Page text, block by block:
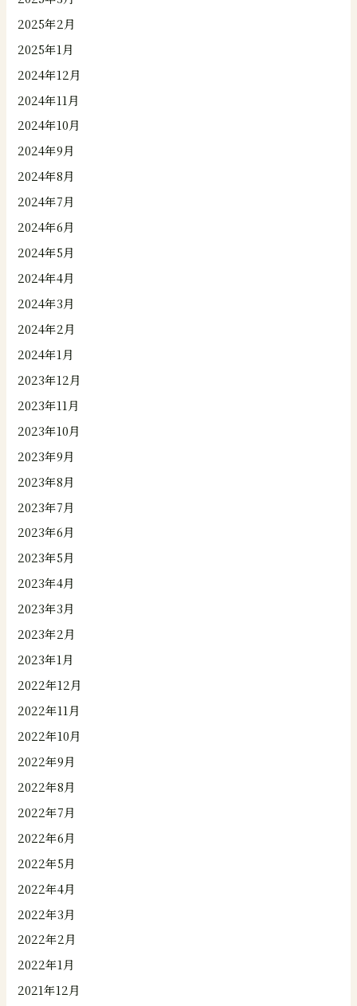
2025年2月
2025年1月
2024年12月
2024年11月
2024年10月
2024年9月
2024年8月
2024年7月
2024年6月
2024年5月
2024年4月
2024年3月
2024年2月
2024年1月
2023年12月
2023年11月
2023年10月
2023年9月
2023年8月
2023年7月
2023年6月
2023年5月
2023年4月
2023年3月
2023年2月
2023年1月
2022年12月
2022年11月
2022年10月
2022年9月
2022年8月
2022年7月
2022年6月
2022年5月
2022年4月
2022年3月
2022年2月
2022年1月
2021年12月